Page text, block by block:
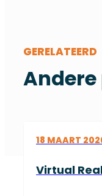
GERELATEERD
18 MAART
Virtual